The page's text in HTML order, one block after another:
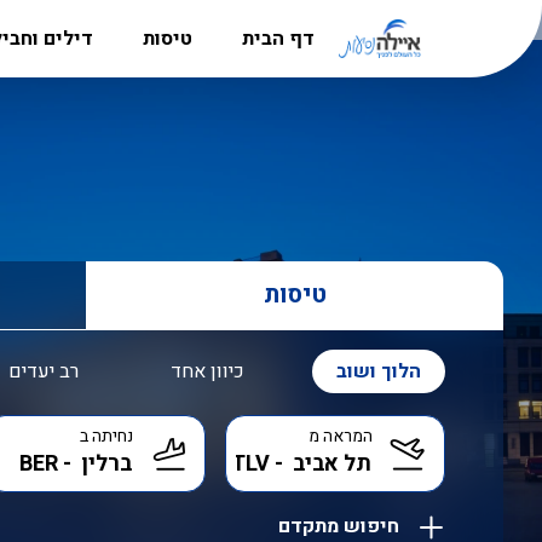
דף הבית
מדריך היעדים
דרושים
טיסות
טיסות לאירופה
טיסות לבאקו
דילים
חבילות
דילים
טיסות
הלוך ושוב כיוון אחד רב יעדים
המראה מ נחיתה ב